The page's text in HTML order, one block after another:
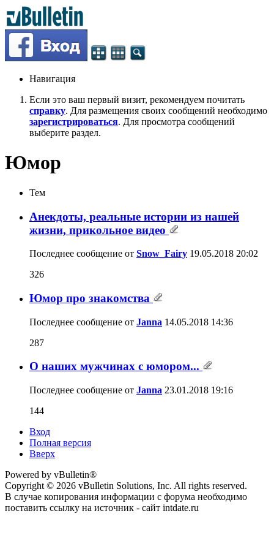
Навигация
Если это ваш первый визит, рекомендуем почитать
справку. Для размещения своих сообщений необходимо
зарегистрироваться. Для просмотра сообщений
выберите раздел.
Юмор
Тем
Анекдоты, реальные истории из нашей
жизни, прикольное видео
Последнее сообщение от Snow_Fairy 19.05.2018 20:02
326
Юмор про знакомства
Последнее сообщение от Janna 14.05.2018 14:36
287
О наших мужчинах с юмором...
Последнее сообщение от Janna 23.01.2018 19:16
144
Вход
Полная версия
Вверх
Powered by vBulletin®
Copyright © 2026 vBulletin Solutions, Inc. All rights reserved.
В случае копирования информации с форума необходимо
поставить ссылку на источник - сайт intdate.ru